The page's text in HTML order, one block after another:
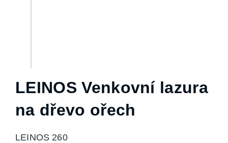
LEINOS Venkovní lazura
na dřevo ořech
LEINOS 260